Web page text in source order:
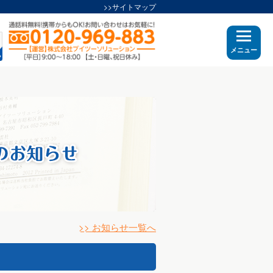
>>サイトマップ
>> お知らせ一覧へ
メニュー